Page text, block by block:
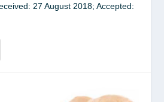
27 August 2018; Accepted: